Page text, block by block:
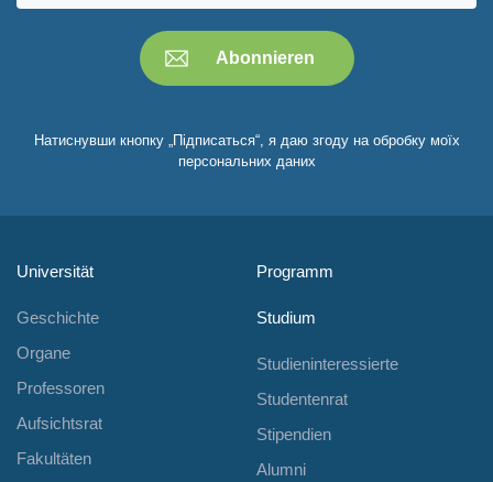
Натиснувши кнопку „Підписаться“, я даю згоду на обробку моїх
персональних даних
Universität
Geschichte
Organe
Professoren
Aufsichtsrat
Fakultäten
Programm
Studium
Studieninteressierte
Studentenrat
Stipendien
Alumni